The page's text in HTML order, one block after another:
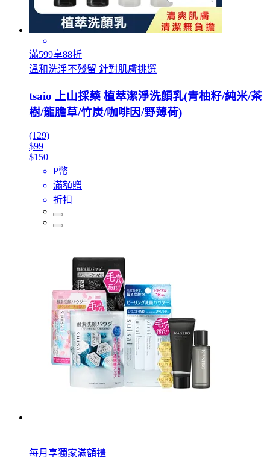
滿599享88折
溫和洗淨不殘留 針對肌膚挑選
tsaio 上山採藥 植萃潔淨洗顏乳(青柚籽/純米/茶
樹/龍膽草/竹炭/咖啡因/野薄荷)
(129)
$99
$150
P幣
滿額贈
折扣
每月享獨家滿額禮